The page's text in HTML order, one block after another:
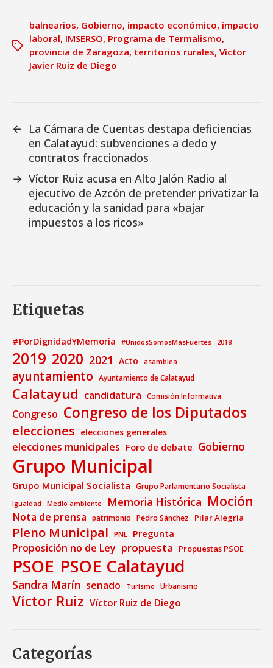
balnearios, Gobierno, impacto económico, impacto
laboral, IMSERSO, Programa de Termalismo,
provincia de Zaragoza, territorios rurales, Víctor
Javier Ruiz de Diego
← La Cámara de Cuentas destapa deficiencias
en Calatayud: subvenciones a dedo y
contratos fraccionados
→ Víctor Ruiz acusa en Alto Jalón Radio al
ejecutivo de Azcón de pretender privatizar la
educación y la sanidad para «bajar
impuestos a los ricos»
Etiquetas
#PorDignidadYMemoria #UnidosSomosMásFuertes 2018
2019 2020 2021 Acto asamblea
ayuntamiento Ayuntamiento de Calatayud
Calatayud candidatura Comisión Informativa
Congreso Congreso de los Diputados
elecciones elecciones generales
elecciones municipales Foro de debate Gobierno
Grupo Municipal
Grupo Municipal Socialista Grupo Parlamentario Socialista
Igualdad Medio ambiente Memoria Histórica Moción
Nota de prensa patrimonio Pedro Sánchez Pilar Alegría
Pleno Municipal PNL Pregunta
Proposición no de Ley propuesta Propuestas PSOE
PSOE PSOE Calatayud
Sandra Marín senado Turismo Urbanismo
Víctor Ruiz Víctor Ruiz de Diego
Categorías